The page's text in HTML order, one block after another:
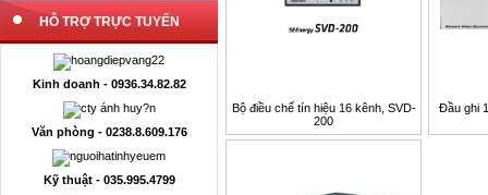
HỖ TRỢ TRỰC TUYẾN
Kinh doanh - 0936.34.82.82
Văn phòng - 0238.8.609.176
Kỹ thuật - 035.995.4799
Bộ điều chế tín hiệu 16 kênh, SVD-
200
Đầu ghi